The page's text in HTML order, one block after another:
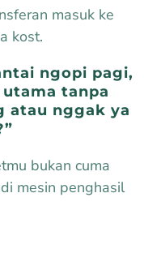
masuk ke
kost.
ngopi pagi,
tanpa
atau nggak ya
bukan cuma
mesin penghasil